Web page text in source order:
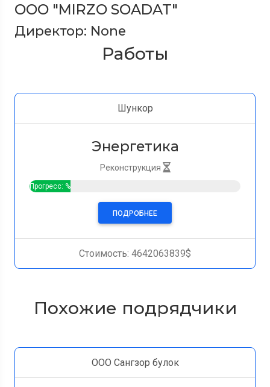
OOO "MIRZO SOADAT"
Директор: None
Работы
Шункор
Энергетика
Реконструкция
Прогресс: %
ПОДРОБНЕЕ
Стоимость: 4642063839$
Похожие подрядчики
ООО Сангзор булок